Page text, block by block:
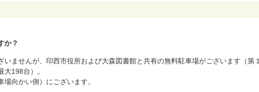
か？
いませんが、印西市役所および大森図書館と共有の無料駐車場がございます（第
大198台）。
向かい側）にございます。